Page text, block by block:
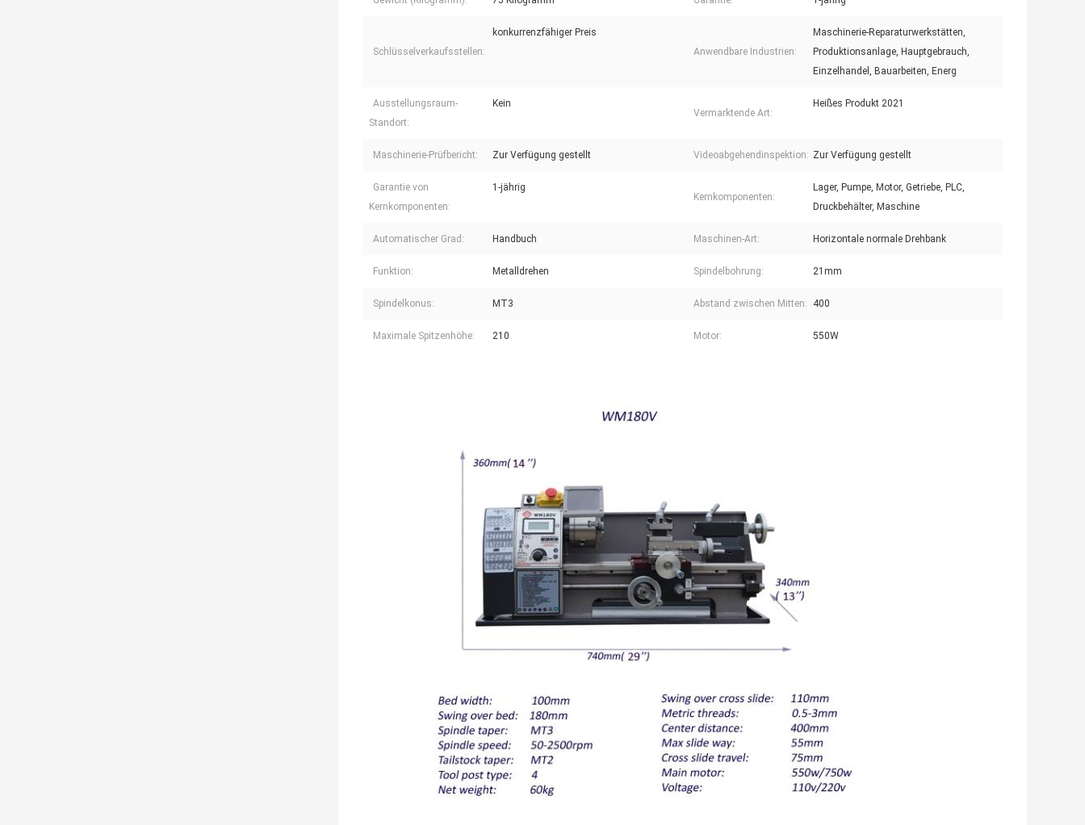
Schlüsselverkaufsstellen:
konkurrenzfähiger Preis
Anwendbare Industrien:
Maschinerie-Reparaturwerkstätten,
Produktionsanlage, Hauptgebrauch,
Einzelhandel, Bauarbeiten, Energ
Ausstellungsraum-
Standort:
Kein
Vermarktende Art:
Heißes Produkt 2021
Maschinerie-Prüfbericht: Zur Verfügung gestellt Videoabgehendinspektion: Zur Verfügung gestellt
Garantie von
Kernkomponenten:
1-jährig
Kernkomponenten:
Lager, Pumpe, Motor, Getriebe, PLC,
Druckbehälter, Maschine
Automatischer Grad: Handbuch Maschinen-Art: Horizontale normale Drehbank
Funktion: Metalldrehen Spindelbohrung: 21mm
Spindelkonus: MT3 Abstand zwischen Mitten: 400
Maximale Spitzenhöhe: 210 Motor: 550W